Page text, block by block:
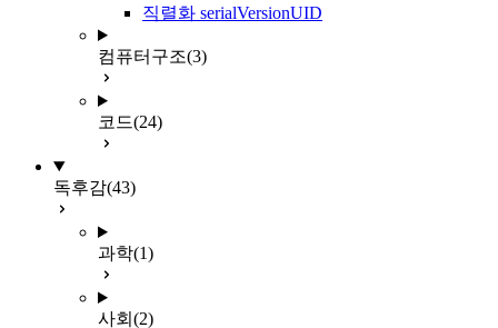
직렬화 serialVersionUID
컴퓨터구조(3)
코드(24)
독후감(43)
과학(1)
사회 (2)